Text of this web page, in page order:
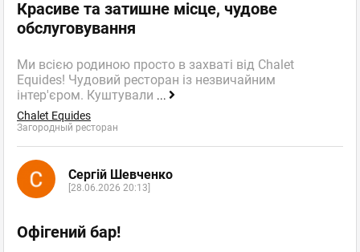
Дуже смачна піца, 🍕🍕🍕 Перший раз куштувала піцу від
Station. І мені дуже сподобалась, смак - неймовірний. Тонке
тісто, пухкі бортики були смачні, хоча я бортики їм дуже
рідко, багато начинки. Тому всім рекомендую. І дякую Station
Station Pizza
Красиве та затишне місце, чудове
обслуговування
Ми всією родиною просто в захваті від Chalet
Equides! Чудовий ресторан із незвичайним
інтер'єром. Куштували ...
Chalet Equides
Загородный ресторан
Сергій Шевченко
[28.06.2026 20:13]
Офігений бар!